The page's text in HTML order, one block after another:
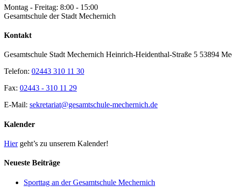
Montag - Freitag: 8:00 - 15:00
Gesamtschule der Stadt Mechernich
Toggle
Bar
Kontakt
Gesamtschule Stadt Mechernich Heinrich-Heidenthal-Straße 5 53894
Telefon: 02443 310 11 30
Fax: 02443 - 310 11 29
E-Mail: sekretariat@gesamtschule-mechernich.de
Kalender
Hiergeht’s zu unserem Kalender!
Neueste Beiträge
Sporttag an der Gesamtschule Mechernich